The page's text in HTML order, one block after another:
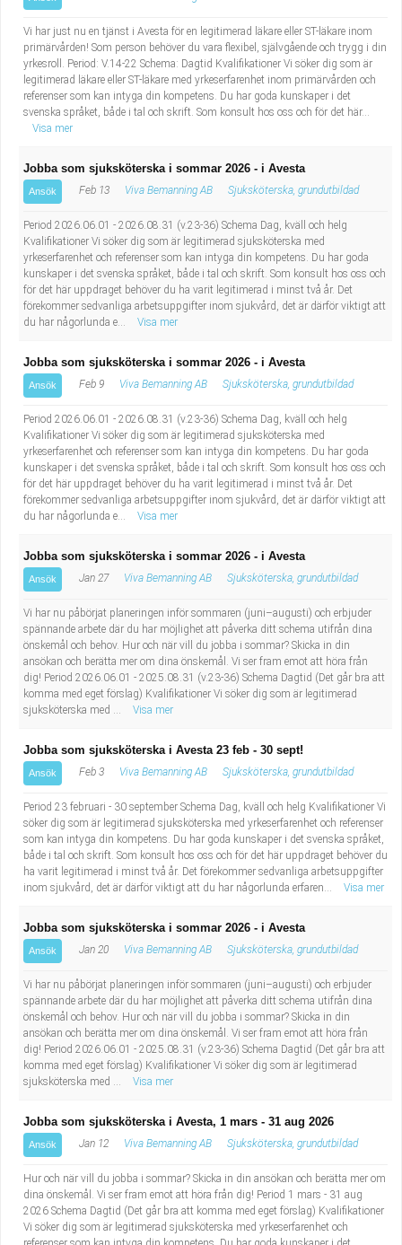
Vi har just nu en tjänst i Avesta för en legitimerad läkare eller ST-läkare inom
primärvården! Som person behöver du vara flexibel, självgående och trygg i din
yrkesroll. Period: V.14-22 Schema: Dagtid Kvalifikationer Vi söker dig som är
legitimerad läkare eller ST-läkare med yrkeserfarenhet inom primärvården och
referenser som kan intyga din kompetens. Du har goda kunskaper i det
svenska språket, både i tal och skrift. Som konsult hos oss och för det här...
Visa mer
Jobba som sjuksköterska i sommar 2026 - i Avesta
Ansök Feb 13 Viva Bemanning AB Sjuksköterska, grundutbildad
Period 2026.06.01 - 2026.08.31 (v.23-36) Schema Dag, kväll och helg
Kvalifikationer Vi söker dig som är legitimerad sjuksköterska med
yrkeserfarenhet och referenser som kan intyga din kompetens. Du har goda
kunskaper i det svenska språket, både i tal och skrift. Som konsult hos oss och
för det här uppdraget behöver du ha varit legitimerad i minst två år. Det
förekommer sedvanliga arbetsuppgifter inom sjukvård, det är därför viktigt att
du har någorlunda e...
Visa mer
Jobba som sjuksköterska i sommar 2026 - i Avesta
Ansök Feb 9 Viva Bemanning AB Sjuksköterska, grundutbildad
Period 2026.06.01 - 2026.08.31 (v.23-36) Schema Dag, kväll och helg
Kvalifikationer Vi söker dig som är legitimerad sjuksköterska med
yrkeserfarenhet och referenser som kan intyga din kompetens. Du har goda
kunskaper i det svenska språket, både i tal och skrift. Som konsult hos oss och
för det här uppdraget behöver du ha varit legitimerad i minst två år. Det
förekommer sedvanliga arbetsuppgifter inom sjukvård, det är därför viktigt att
du har någorlunda e...
Visa mer
Jobba som sjuksköterska i sommar 2026 - i Avesta
Ansök Jan 27 Viva Bemanning AB Sjuksköterska, grundutbildad
Vi har nu påbörjat planeringen inför sommaren (juni–augusti) och erbjuder
spännande arbete där du har möjlighet att påverka ditt schema utifrån dina
önskemål och behov. Hur och när vill du jobba i sommar? Skicka in din
ansökan och berätta mer om dina önskemål. Vi ser fram emot att höra från
dig! Period 2026.06.01 - 2025.08.31 (v.23-36) Schema Dagtid (Det går bra att
komma med eget förslag) Kvalifikationer Vi söker dig som är legitimerad
sjuksköterska med ...
Visa mer
Jobba som sjuksköterska i Avesta 23 feb - 30 sept!
Ansök Feb 3 Viva Bemanning AB Sjuksköterska, grundutbildad
Period 23 februari - 30 september Schema Dag, kväll och helg Kvalifikationer Vi
söker dig som är legitimerad sjuksköterska med yrkeserfarenhet och referenser
som kan intyga din kompetens. Du har goda kunskaper i det svenska språket,
både i tal och skrift. Som konsult hos oss och för det här uppdraget behöver du
ha varit legitimerad i minst två år. Det förekommer sedvanliga arbetsuppgifter
inom sjukvård, det är därför viktigt att du har någorlunda erfaren...
Visa mer
Jobba som sjuksköterska i sommar 2026 - i Avesta
Ansök Jan 20 Viva Bemanning AB Sjuksköterska, grundutbildad
Vi har nu påbörjat planeringen inför sommaren (juni–augusti) och erbjuder
spännande arbete där du har möjlighet att påverka ditt schema utifrån dina
önskemål och behov. Hur och när vill du jobba i sommar? Skicka in din
ansökan och berätta mer om dina önskemål. Vi ser fram emot att höra från
dig! Period 2026.06.01 - 2025.08.31 (v.23-36) Schema Dagtid (Det går bra att
komma med eget förslag) Kvalifikationer Vi söker dig som är legitimerad
sjuksköterska med ...
Visa mer
Jobba som sjuksköterska i Avesta, 1 mars - 31 aug 2026
Ansök Jan 12 Viva Bemanning AB Sjuksköterska, grundutbildad
Hur och när vill du jobba i sommar? Skicka in din ansökan och berätta mer om
dina önskemål. Vi ser fram emot att höra från dig! Period 1 mars - 31 aug
2026 Schema Dagtid (Det går bra att komma med eget förslag) Kvalifikationer
Vi söker dig som är legitimerad sjuksköterska med yrkeserfarenhet och